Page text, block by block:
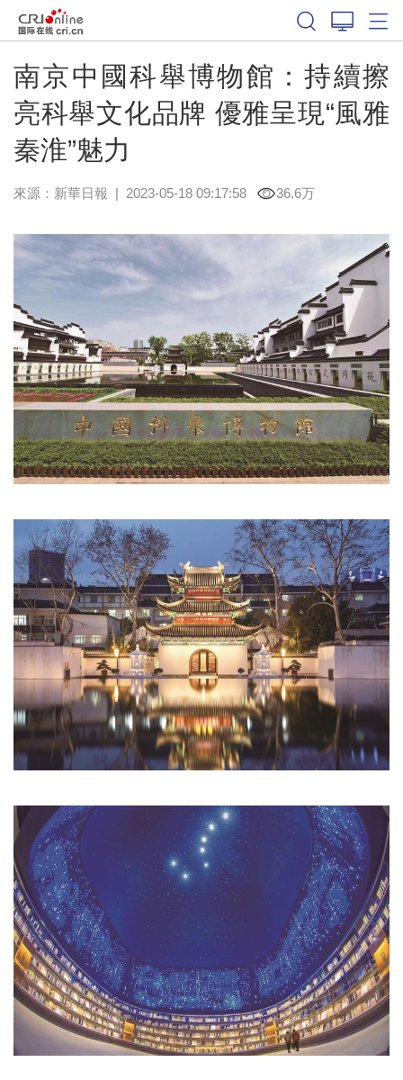
南京中國科舉博物館：持續擦
亮科舉文化品牌 優雅呈現“風雅
秦淮”魅力
來源： 新華日報 | 2023-05-18 09:17:58 36.6万